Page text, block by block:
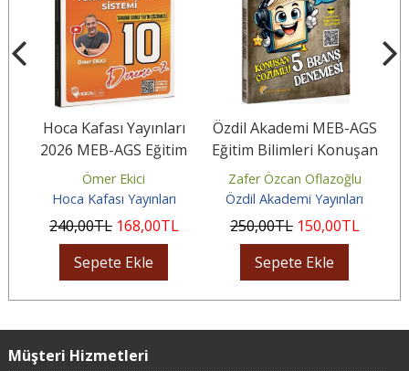
Hoca Kafası Yayınları
2026 MEB-AGS Eğitim
Bilimleri ve Türk Milli
Eğitim...
Ömer Ekici
Hoca Kafası Yayınları
240,00TL 168,00TL
Sepete Ekle
Özdil Akademi MEB-AGS
Eğitim Bilimleri Konuşan
5 Deneme Çözümlü
Zafer Özcan Oflazoğlu
Özdil Akademi Yayınları
250,00TL 150,00TL
Sepete Ekle
Müşteri Hizmetleri